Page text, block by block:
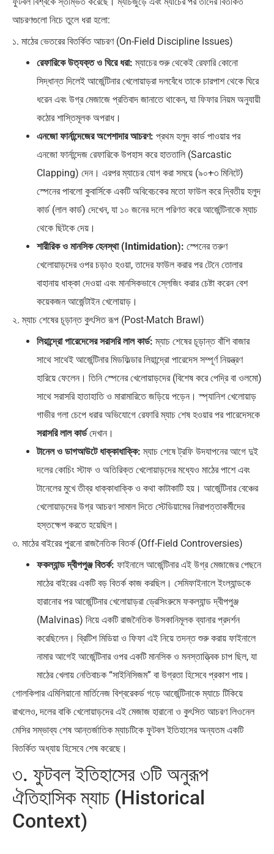
আচরণগুলো নিচে তুলে ধরা হলো:
১. মাঠের ভেতরের বিতর্কিত আচরণ (On-Field Discipline Issues)
রেফারিকে উত্যক্ত ও ঘিরে ধরা: ম্যাচের শুরু থেকেই রেফারি কোনো
সিদ্ধান্ত দিলেই আর্জেন্টিনার খেলোয়াড়রা দলবেঁধে তাকে চারপাশ থেকে ঘিরে
ধরেন এবং উগ্র মেজাজে প্রতিবাদ জানাতে থাকেন, যা ফিফার নিয়ম অনুযায়ী
কঠোর শাস্তিমূলক অপরাধ।
এনজো ফার্নান্দেজের অপেশাদার আচরণ: প্রথম হলুদ কার্ড পাওয়ার পর
এনজো ফার্নান্দেজ রেফারিকে উপহাস করে হাততালি (Sarcastic
Clapping) দেন। এরপর ম্যাচের যোগ করা সময়ে (৯০+৩ মিনিটে)
স্পেনের পাবলো কুবার্সিকে একটি অবিবেচকের মতো ফাউল করে দ্বিতীয় হলুদ
কার্ড (লাল কার্ড) দেখেন, যা ১০ জনের দলে পরিণত করে আর্জেন্টিনাকে ম্যাচ
থেকে ছিটকে দেয়।
শারীরিক ও মানসিক হেনস্থা (Intimidation): স্পেনের তরুণ
খেলোয়াড়দের ওপর চড়াও হওয়া, তাদের ফাউল করার পর টেনে তোলার
বাহানায় ধাক্কা দেওয়া এবং মানসিকভাবে স্লেজিং করার চেষ্টা করেন বেশ
কয়েকজন আর্জেন্টাইন খেলোয়াড়।
২. ম্যাচ শেষের চূড়ান্ত কুৎসিত রূপ (Post-Match Brawl)
লিয়ান্দ্রো পারেদেসের সরাসরি লাল কার্ড: ম্যাচ শেষের চূড়ান্ত বাঁশি বাজার
সাথে সাথেই আর্জেন্টিনার মিডফিল্ডার লিয়ান্দ্রো পারেদেস সম্পূর্ণ নিয়ন্ত্রণ
হারিয়ে ফেলেন। তিনি স্পেনের খেলোয়াড়দের (বিশেষ করে পেদ্রি বা ওলমো)
সাথে সরাসরি হাতাহাতি ও মারামারিতে জড়িয়ে পড়েন। স্প্যানিশ খেলোয়াড়
গাভীর গলা চেপে ধরার অভিযোগে রেফারি ম্যাচ শেষ হওয়ার পর পারেদেসকে
সরাসরি লাল কার্ডদেখান।
টানেল ও ডাগআউটে ধাক্কাধাক্কি: ম্যাচ শেষে ট্রফি উদযাপনের আগে দুই
দলের কোচিং স্টাফ ও অতিরিক্ত খেলোয়াড়দের মধ্যেও মাঠের পাশে এবং
টানেলের মুখে তীব্র ধাক্কাধাক্কি ও কথা কাটাকাটি হয়। আর্জেন্টিনার বেঞ্চের
খেলোয়াড়দের উগ্র আচরণ সামাল দিতে স্টেডিয়ামের নিরাপত্তাকর্মীদের
হস্তক্ষেপ করতে হয়েছিল।
৩. মাঠের বাইরের পুরনো রাজনৈতিক বিতর্ক (Off-Field Controversies)
ফকল্যান্ড দ্বীপপুঞ্জ বিতর্ক: ফাইনালে আর্জেন্টিনার এই উগ্র মেজাজের পেছনে
মাঠের বাইরের একটি বড় বিতর্ক কাজ করছিল। সেমিফাইনালে ইংল্যান্ডকে
হারানোর পর আর্জেন্টিনার খেলোয়াড়রা ড্রেসিংরুমে ফকল্যান্ড দ্বীপপুঞ্জ
(Malvinas) নিয়ে একটি রাজনৈতিক উসকানিমূলক ব্যানার প্রদর্শন
করেছিলেন। ব্রিটিশ মিডিয়া ও ফিফা এই নিয়ে তদন্ত শুরু করায় ফাইনালে
নামার আগেই আর্জেন্টিনার ওপর একটি মানসিক ও মনস্তাত্ত্বিক চাপ ছিল, যা
মাঠের খেলায় নেতিবাচক “সাইনিসিজম” বা উগ্রতা হিসেবে প্রকাশ পায়।
গোলকিপার এমিলিয়ানো মার্তিনেজ বিশ্বরেকর্ড গড়ে আর্জেন্টিনাকে ম্যাচে টিকিয়ে
রাখলেও, দলের বাকি খেলোয়াড়দের এই মেজাজ হারানো ও কুৎসিত আচরণ লিওনেল
মেসির সম্ভাব্য শেষ আন্তর্জাতিক ম্যাচটিকে ফুটবল ইতিহাসের অন্যতম একটি
বিতর্কিত অধ্যায় হিসেবে শেষ করেছে।
৩. ফুটবল ইতিহাসের ৩টি অনুরূপ
ঐতিহাসিক ম্যাচ (Historical
Context)